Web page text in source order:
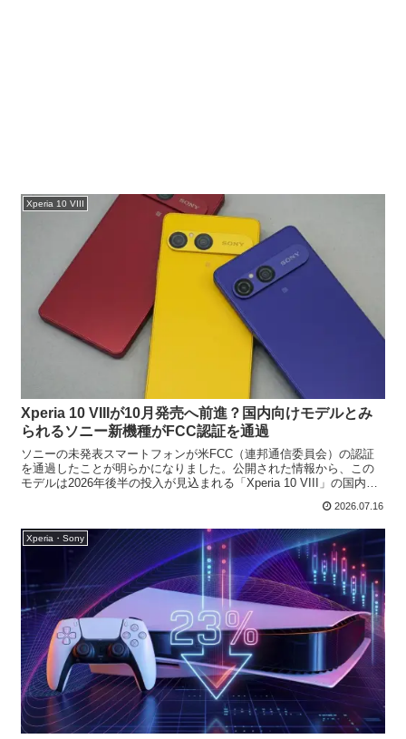
Xperia 10 VIII
Xperia 10 VIIIが10月発売へ前進？国内向けモデルとみ
られるソニー新機種がFCC認証を通過
ソニーの未発表スマートフォンが米FCC（連邦通信委員会）の認証
を通過したことが明らかになりました。公開された情報から、この
モデルは2026年後半の投入が見込まれる「Xperia 10 VIII」の国内向
2026.07.16
Xperia・Sony